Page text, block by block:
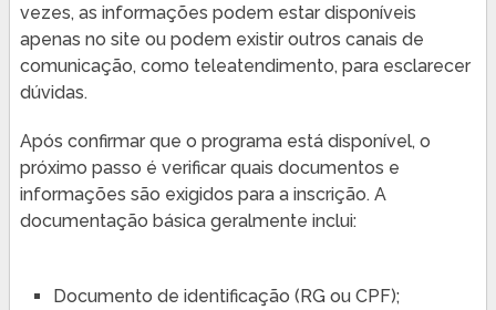
vezes, as informações podem estar disponíveis
apenas no site ou podem existir outros canais de
comunicação, como teleatendimento, para esclarecer
dúvidas.
Após confirmar que o programa está disponível, o
próximo passo é verificar quais documentos e
informações são exigidos para a inscrição. A
documentação básica geralmente inclui:
Documento de identificação (RG ou CPF);